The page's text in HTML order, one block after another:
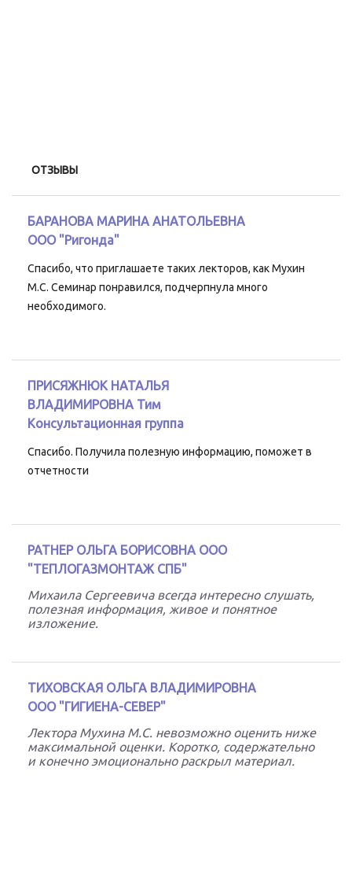
ОТЗЫВЫ
Спасибо, что приглашаете таких лекторов, как Мухин
М.С. Семинар понравился, подчерпнула много
необходимого.
БАРАНОВА МАРИНА АНАТОЛЬЕВНА
ООО "Ригонда"
Спасибо. Получила полезную информацию, поможет в
отчетности
ПРИСЯЖНЮК НАТАЛЬЯ
ВЛАДИМИРОВНА Тим
Консультационная группа
Михаила Сергеевича всегда интересно слушать,
полезная информация, живое и понятное
изложение.
РАТНЕР ОЛЬГА БОРИСОВНА ООО
"ТЕПЛОГАЗМОНТАЖ СПБ"
Лектора Мухина М.С. невозможно оценить ниже
максимальной оценки. Коротко, содержательно
и конечно эмоционально раскрыл материал.
ТИХОВСКАЯ ОЛЬГА ВЛАДИМИРОВНА
ООО "ГИГИЕНА-СЕВЕР"